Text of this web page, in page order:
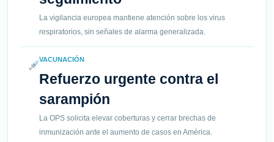
La vigilancia europea mantiene atención sobre los virus
respiratorios, sin señales de alarma generalizada.
VACUNACIÓN
Refuerzo urgente contra el
sarampión
La OPS solicita elevar coberturas y cerrar brechas de
inmunización ante el aumento de casos en América.